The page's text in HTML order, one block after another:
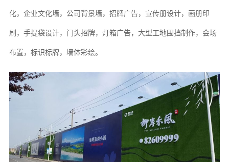
化，企业文化墙，公司背景墙， 招牌广告，宣传册设计，画册印
刷，手提袋设计，门头招牌，灯箱广告，大型工地围挡制作， 会场
布置，标识标牌，墙体彩绘。